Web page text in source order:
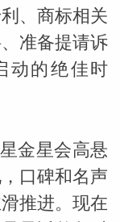
、商标相关
准备提请诉
动的绝佳时
金星会高悬
口碑和名声
推进。现在